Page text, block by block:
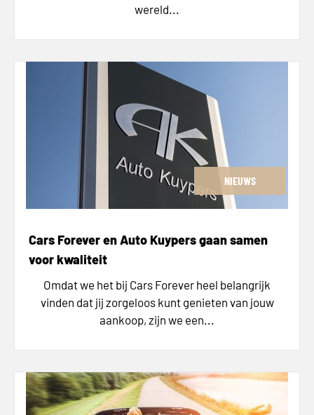
wereld...
NIEUWS
Cars Forever en Auto Kuypers gaan samen
voor kwaliteit
Omdat we het bij Cars Forever heel belangrijk
vinden dat jij zorgeloos kunt genieten van jouw
aankoop, zijn we een...